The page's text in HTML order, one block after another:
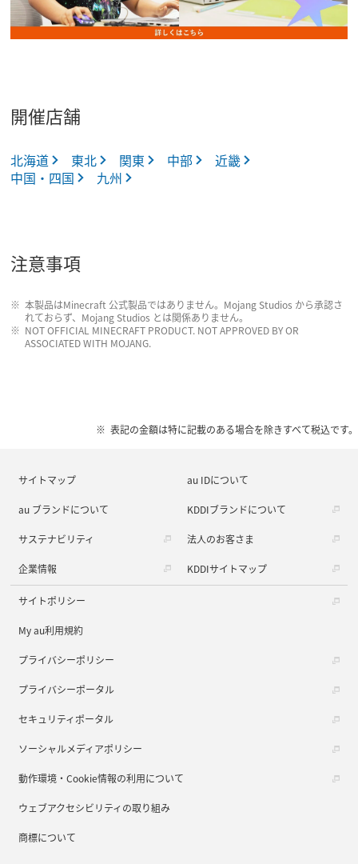
開催店舗
北海道 東北 関東 中部
近畿
中国・四国
九州
注意事項
本製品はMinecraft 公式製品ではありません。Mojang Studios から承認さ
れておらず、Mojang Studios とは関係ありません。
NOT OFFICIAL MINECRAFT PRODUCT. NOT APPROVED BY OR
ASSOCIATED WITH MOJANG.
表記の金額は特に記載のある場合を除きすべて税込です。
サイトマップ au IDについて
au ブランドについて KDDIブランドについて
サステナビリティ 法人のお客さま
企業情報 KDDIサイトマップ
サイトポリシー
My au利用規約
プライバシーポリシー
プライバシーポータル
セキュリティポータル
ソーシャルメディアポリシー
動作環境・Cookie情報の利用について
ウェブアクセシビリティの取り組み
商標について